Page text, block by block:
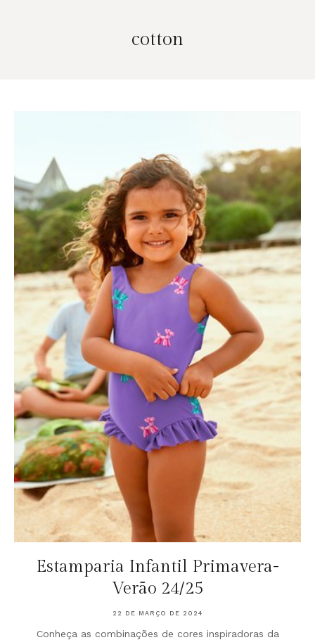
cotton
Estamparia Infantil Primavera-
Verão 24/25
22 DE MARÇO DE 2024
Conheça as combinações de cores inspiradoras da